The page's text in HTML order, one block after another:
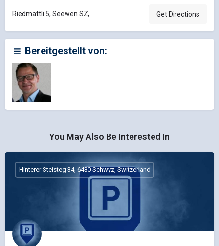
Riedmattli 5, Seewen SZ, Get Directions
Bereitgestellt von:
You May Also Be Interested In
Hinterer Steisteg 34, 6430 Schwyz, Switzerland